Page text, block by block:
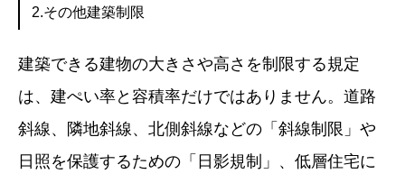
2.その他建築制限
建築できる建物の大きさや高さを制限する規定
は、建ぺい率と容積率だけではありません。道路
斜線、隣地斜線、北側斜線などの「斜線制限」や
日照を保護するための「日影規制」、低層住宅に